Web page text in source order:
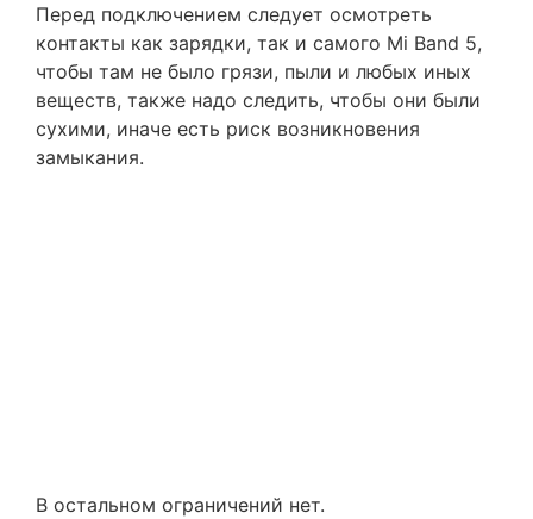
Перед подключением следует осмотреть
контакты как зарядки, так и самого Mi Band 5,
чтобы там не было грязи, пыли и любых иных
веществ, также надо следить, чтобы они были
сухими, иначе есть риск возникновения
замыкания.
В остальном ограничений нет.